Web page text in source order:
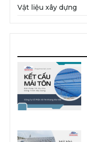
Vật liệu xây dựng